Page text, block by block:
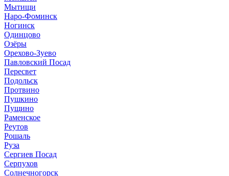
Мытищи
Наро-Фоминск
Ногинск
Одинцово
Озёры
Орехово-Зуево
Павловский Посад
Пересвет
Подольск
Протвино
Пушкино
Пущино
Раменское
Реутов
Рошаль
Руза
Сергиев Посад
Серпухов
Солнечногорск